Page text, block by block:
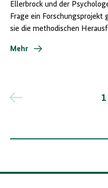
Ellerbrock und der
Frage ein Forschungsprojekt
sie die methodischen
Mehr